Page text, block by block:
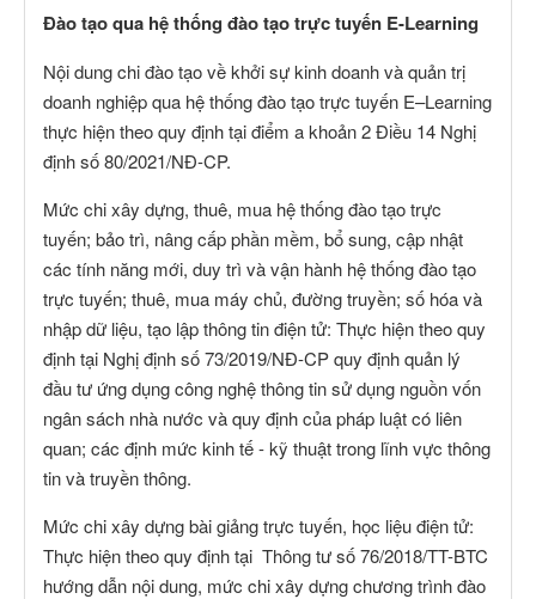
Đào tạo qua hệ thống đào tạo trực tuyến E-Learning
Nội dung chi đào tạo về khởi sự kinh doanh và quản trị
doanh nghiệp qua hệ thống đào tạo trực tuyến E–Learning
thực hiện theo quy định tại điểm a khoản 2 Điều 14 Nghị
định số 80/2021/NĐ-CP.
Mức chi xây dựng, thuê, mua hệ thống đào tạo trực
tuyến; bảo trì, nâng cấp phần mềm, bổ sung, cập nhật
các tính năng mới, duy trì và vận hành hệ thống đào tạo
trực tuyến; thuê, mua máy chủ, đường truyền; số hóa và
nhập dữ liệu, tạo lập thông tin điện tử: Thực hiện theo quy
định tại Nghị định số 73/2019/NĐ-CP quy định quản lý
đầu tư ứng dụng công nghệ thông tin sử dụng nguồn vốn
ngân sách nhà nước và quy định của pháp luật có liên
quan; các định mức kinh tế - kỹ thuật trong lĩnh vực thông
tin và truyền thông.
Mức chi xây dựng bài giảng trực tuyến, học liệu điện tử:
Thực hiện theo quy định tại Thông tư số 76/2018/TT-BTC
hướng dẫn nội dung, mức chi xây dựng chương trình đào